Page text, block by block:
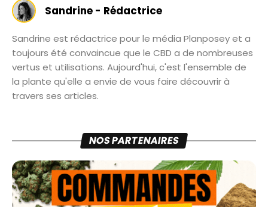
Sandrine - Rédactrice
Sandrine est rédactrice pour le média Planposey et a
toujours été convaincue que le CBD a de nombreuses
vertus et utilisations. Aujourd'hui, c'est l'ensemble de
la plante qu'elle a envie de vous faire découvrir à
travers ses articles.
NOS PARTENAIRES